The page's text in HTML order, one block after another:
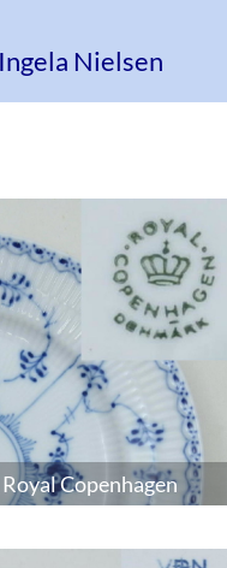
Nielsen
Royal Copenhagen